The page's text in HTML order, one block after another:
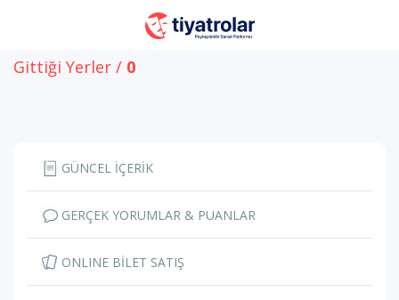
Gittiği Yerler / 0
GÜNCEL İÇERİK
GERÇEK YORUMLAR & PUANLAR
ONLINE BİLET SATIŞ